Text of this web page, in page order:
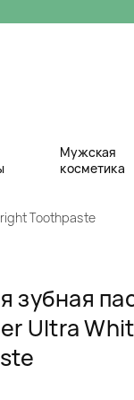
Мужская
косметика
Toothpaste
Ultra